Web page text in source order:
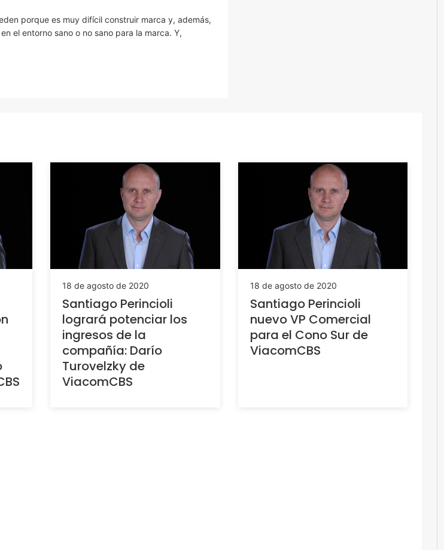
porque es muy difícil construir marca y, además,
el entorno sano o no sano para la marca. Y,
18 de agosto de 2020
Santiago Perincioli
logrará potenciar los
ingresos de la
compañía: Darío
Turovelzky de
ViacomCBS
18 de agosto de 2020
Santiago Perincioli
nuevo VP Comercial
para el Cono Sur de
ViacomCBS